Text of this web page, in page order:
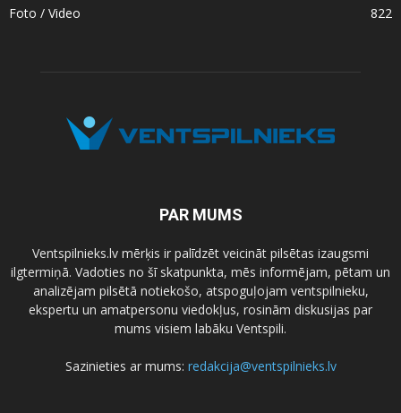
Foto / Video
822
PAR MUMS
Ventspilnieks.lv mērķis ir palīdzēt veicināt pilsētas izaugsmi
ilgtermiņā. Vadoties no šī skatpunkta, mēs informējam, pētam un
analizējam pilsētā notiekošo, atspoguļojam ventspilnieku,
ekspertu un amatpersonu viedokļus, rosinām diskusijas par
mums visiem labāku Ventspili.
Sazinieties ar mums: redakcija@ventspilnieks.lv